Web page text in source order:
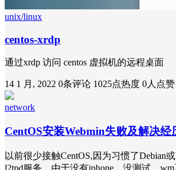
unix/linux
centos-xrdp
通过xrdp 访问 centos 虚拟机的远程桌面
14 1 月, 2022 0条评论 1025点热度 0人点赞
network
CentOS安装Webmin失败及解决经
以前很少接触CentOS,因为习惯了Debian
l2tpd服务，由于没有iphone，没测试。